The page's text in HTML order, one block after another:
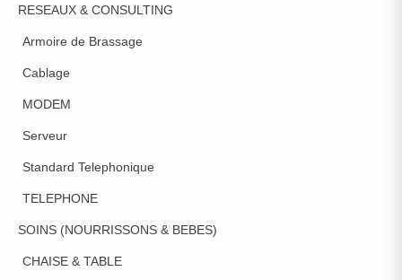
RESEAUX & CONSULTING
Armoire de Brassage
Cablage
MODEM
Serveur
Standard Telephonique
TELEPHONE
SOINS (NOURRISSONS & BEBES)
CHAISE & TABLE